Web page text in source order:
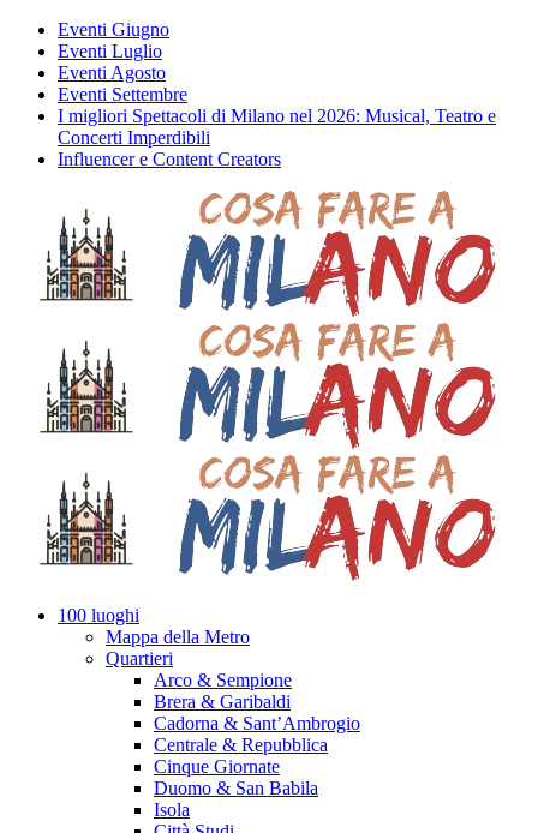
Eventi Giugno
Eventi Luglio
Eventi Agosto
Eventi Settembre
I migliori Spettacoli di Milano nel 2026: Musical, Teatro e
Concerti Imperdibili
Influencer e Content Creators
100 luoghi
Mappa della Metro
Quartieri
Arco & Sempione
Brera & Garibaldi
Cadorna & Sant’Ambrogio
Centrale & Repubblica
Cinque Giornate
Duomo & San Babila
Isola